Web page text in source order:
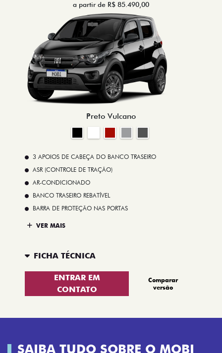
a partir de R$ 85.490,00
Preto Vulcano
3 APOIOS DE CABEÇA DO BANCO TRASEIRO
ASR (CONTROLE DE TRAÇÃO)
AR-CONDICIONADO
BANCO TRASEIRO REBATÍVEL
BARRA DE PROTEÇÃO NAS PORTAS
VER MAIS
FICHA TÉCNICA
ENTRAR EM
CONTATO
Comparar
versão
SAIBA TUDO SOBRE O MOBI